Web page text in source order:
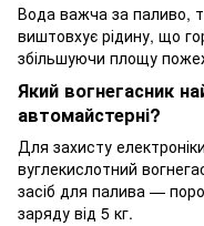
Вода важча за паливо,
виштовхує рідину, що
збільшуючи площу
Який вогнегасник
автомайстерні?
Для захисту
вуглекислотний
засіб для палива —
заряду від 5 кг.